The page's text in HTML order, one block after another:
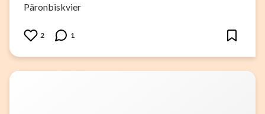
Päronbiskvier
2 1